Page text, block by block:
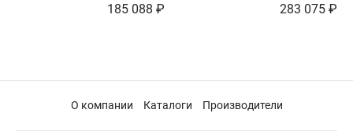
185 088 ₽ 283 075 ₽
О компании Каталоги Производители